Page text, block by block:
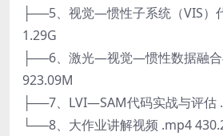
├──5、视觉—惯性子系统（VIS）
1.29G
├──6、激光—视觉—惯性数据融
923.09M
├──7、LVI—SAM代码实战与评估
└──8、大作业讲解视频 .mp4